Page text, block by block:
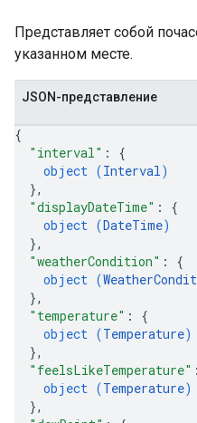
Представляет собой
указанном месте.
JSON-представление
{
"interval" : {
object (Interval)
},
"displayDateTime" : {
object (DateTime)
},
"weatherCondition" : {
object (
},
"temperature" : {
object (Temperature)
},
"feelsLikeTemperature"
object (Temperature)
},